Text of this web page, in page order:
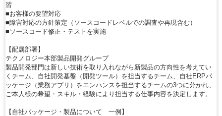
習
■お客様の要望対応
■障害対応の方針策定（ソースコードレベルでの調査や再現含む）
■ソースコード修正・テストを実施
【配属部署】
テクノロジー本部製品開発グループ
製品開発部門は新しい技術を取り入れながら新製品の方向性を考えてい
くチーム、自社開発基盤（開発ツール）を担当するチーム、自社ERPパ
ッケージ（業務アプリ）をエンハンスを担当するチームの3つに分かれ、
ご本人様の希望・スキル・経験により担当する仕事内容を決定します。
【自社パッケージ・製品について 一例】